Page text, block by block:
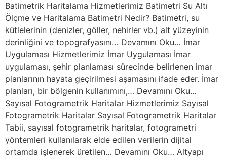
Batimetrik Haritalama Hizmetlerimiz Batimetri Su Altı
Ölçme ve Haritalama Batimetri Nedir? Batimetri, su
kütlelerinin (denizler, göller, nehirler vb.) alt yüzeyinin
derinliğini ve topografyasını… Devamını Oku… İmar
Uygulaması Hizmetlerimiz İmar Uygulaması İmar
uygulaması, şehir planlaması sürecinde belirlenen imar
planlarının hayata geçirilmesi aşamasını ifade eder. İmar
planları, bir bölgenin kullanımını,… Devamını Oku…
Sayısal Fotogrametrik Haritalar Hizmetlerimiz Sayısal
Fotogrametrik Haritalar Sayısal Fotogrametrik Haritalar
Tabii, sayısal fotogrametrik haritalar, fotogrametri
yöntemleri kullanılarak elde edilen verilerin dijital
ortamda işlenerek üretilen… Devamını Oku… Altyapı